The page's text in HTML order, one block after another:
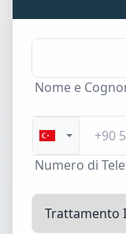
Nome e
Numero di